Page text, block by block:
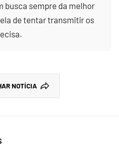
busca sempre da melhor
de tentar transmitir os
NOTÍCIA